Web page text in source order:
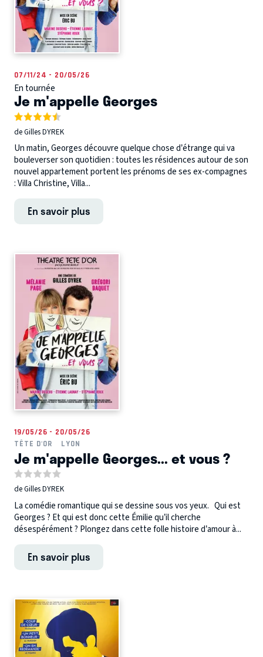
07/11/24 - 20/05/26
En tournée
Je m'appelle Georges
de Gilles DYREK
Un matin, Georges découvre quelque chose d’étrange qui va
bouleverser son quotidien : toutes les résidences autour de son
nouvel appartement portent les prénoms de ses ex-compagnes
: Villa Christine, Villa...
En savoir plus
19/05/26 - 20/05/26
TÊTE D'OR
LYON
Je m'appelle Georges... et vous ?
de Gilles DYREK
La comédie romantique qui se dessine sous vos yeux. Qui est
Georges ? Et qui est donc cette Émilie qu’il cherche
désespérément ? Plongez dans cette folle histoire d’amour à...
En savoir plus